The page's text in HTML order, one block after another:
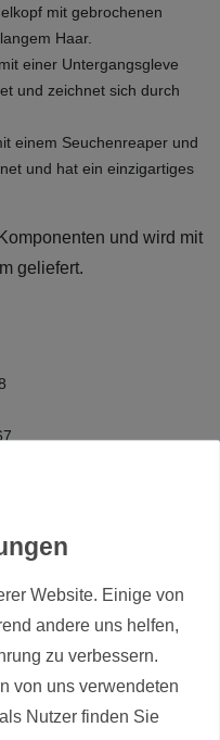
mit gebrochenen
Haar.
einer Untergangsgleve
und zeichnet sich durch
einem Seuchenreaper und
und hat ein einzigartiges
und wird mit
geliefert.
werden zerlegt und
Website. Einige von
andere uns helfen,
zu verbessern.
von uns verwendeten
Nutzer finden Sie